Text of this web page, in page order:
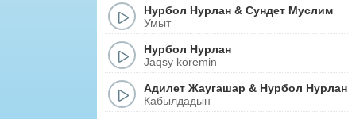
Нурбол Нурлан & Сундет Муслим
Умыт
Нурбол Нурлан
Jaqsy koremin
Адилет Жаугашар & Нурбол Нурлан
Кабылдадын